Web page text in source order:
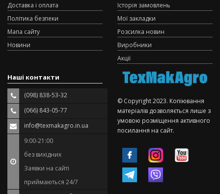
Доставка і оплата
Політика безпеки
Мапа сайту
Новини
Історія замовлень
Мої закладки
Розсилка новин
Виробники
Акції
Наші контакти
(098) 838-53-32
(066) 843-05-77
info@texmakagro.in.ua
9:00-21:00
без вихідних
Заявки на сайті
приймаються 24/7
© Copyright 2023. Копіювання
матеріалів дозволяється лише з
умовою розміщення активного
посилання на сайт.